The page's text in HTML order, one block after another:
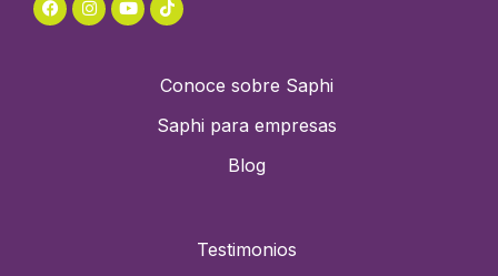
Conoce sobre Saphi
Saphi para empresas
Blog
Testimonios